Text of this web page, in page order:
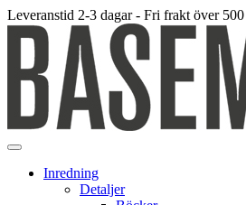
Leveranstid 2-3 dagar - Fri frakt över
Inredning
Detaljer